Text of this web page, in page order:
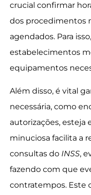
crucial confirmar
dos procedimentos
agendados. Para
estabelecimentos
equipamentos
Além disso, é vital
necessária, como
autorizações, esteja
minuciosa facilita a
consultas do INSS,
fazendo com que
contratempos. Este